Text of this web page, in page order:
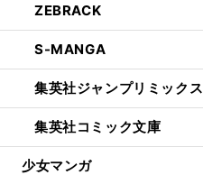
ZEBRACK
S-MANGA
集英社ジャンプリミックス
集英社コミック文庫
少女マンガ